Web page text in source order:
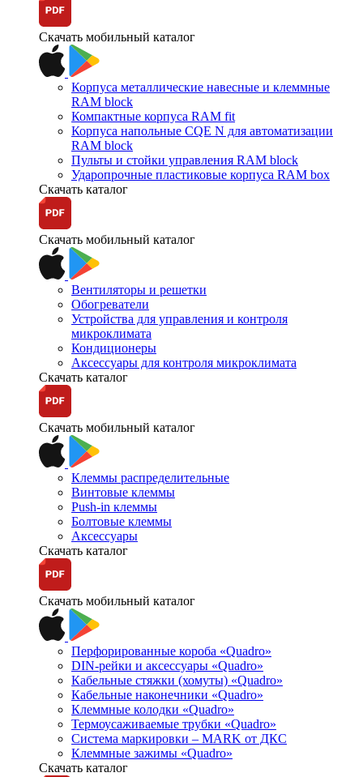
Скачать мобильный каталог
Корпуса металлические навесные и клеммные
RAM block
Компактные корпуса RAM fit
Корпуса напольные CQE N для автоматизации
RAM block
Пульты и стойки управления RAM block
Ударопрочные пластиковые корпуса RAM box
Скачать каталог
Скачать мобильный каталог
Вентиляторы и решетки
Обогреватели
Устройства для управления и контроля
микроклимата
Кондиционеры
Аксессуары для контроля микроклимата
Скачать каталог
Скачать мобильный каталог
Клеммы распределительные
Винтовые клеммы
Push-in клеммы
Болтовые клеммы
Аксессуары
Скачать каталог
Скачать мобильный каталог
Перфорированные короба «Quadro»
DIN-рейки и аксессуары «Quadro»
Кабельные стяжки (хомуты) «Quadro»
Кабельные наконечники «Quadro»
Клеммные колодки «Quadro»
Термоусаживаемые трубки «Quadro»
Система маркировки – MARK от ДКС
Клеммные зажимы «Quadro»
Скачать каталог